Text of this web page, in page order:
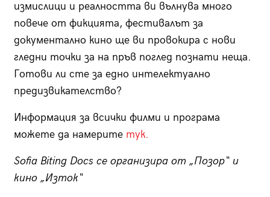
измислици и реалността ви вълнува много
повече от фикцията, фестивалът за
документално кино ще ви провокира с нови
гледни точки за на пръв поглед познати неща.
Готови ли сте за едно интелектуално
предизвикателство?
Информация за всички филми и програма
можете да намерите тук.
Sofia Biting Docs се организира от „Позор“ и
кино „Изток“